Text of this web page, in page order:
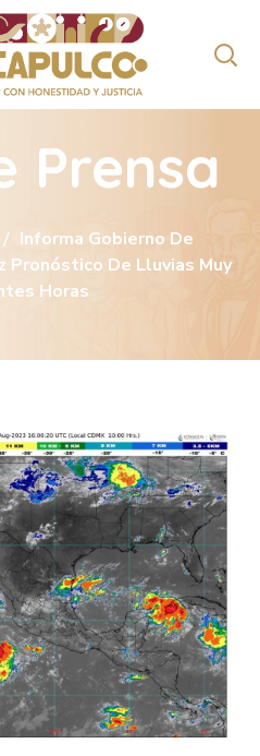
Prensa
Informa Gobierno De
Pronóstico De Lluvias Muy
Horas